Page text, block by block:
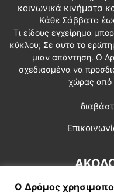
κοινωνικά κινήματα
Κάθε Σάββατο
Τι είδους εγχείρημα
κύκλου; Σε αυτό το
μιαν απάντηση. Ο
σχεδιασμένα να
χώρας από
Ο Δρόμος